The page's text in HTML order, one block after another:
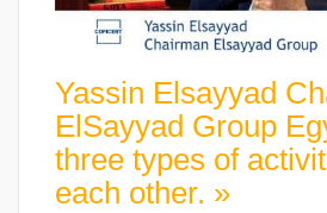
Yassin Elsayyad
ElSayyad Group
three types of
each other. »